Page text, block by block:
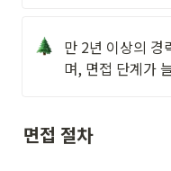
만 2년 이상의 경
며, 면접 단계가
면접 절차